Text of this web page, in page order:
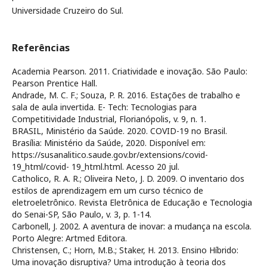
Universidade Cruzeiro do Sul.
Referências
Academia Pearson. 2011. Criatividade e inovação. São Paulo:
Pearson Prentice Hall.
Andrade, M. C. F.; Souza, P. R. 2016. Estações de trabalho e
sala de aula invertida. E- Tech: Tecnologias para
Competitividade Industrial, Florianópolis, v. 9, n. 1.
BRASIL, Ministério da Saúde. 2020. COVID-19 no Brasil.
Brasília: Ministério da Saúde, 2020. Disponível em:
https://susanalitico.saude.gov.br/extensions/covid-
19_html/covid- 19_html.html. Acesso 20 jul.
Catholico, R. A. R.; Oliveira Neto, J. D. 2009. O inventario dos
estilos de aprendizagem em um curso técnico de
eletroeletrônico. Revista Eletrônica de Educação e Tecnologia
do Senai-SP, São Paulo, v. 3, p. 1-14.
Carbonell, J. 2002. A aventura de inovar: a mudança na escola.
Porto Alegre: Artmed Editora.
Christensen, C.; Horn, M.B.; Staker, H. 2013. Ensino Híbrido:
Uma inovação disruptiva? Uma introdução à teoria dos